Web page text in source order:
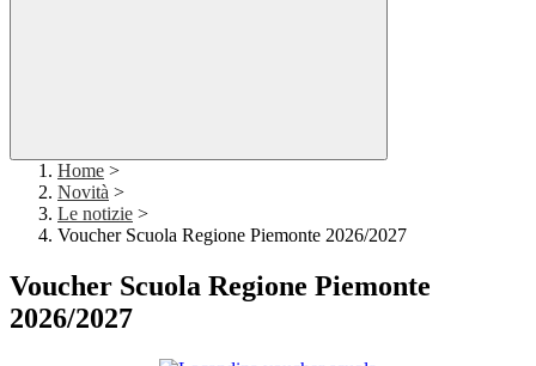
Home >
Novità >
Le notizie >
Voucher Scuola Regione Piemonte 2026/2027
Voucher Scuola Regione Piemonte
2026/2027